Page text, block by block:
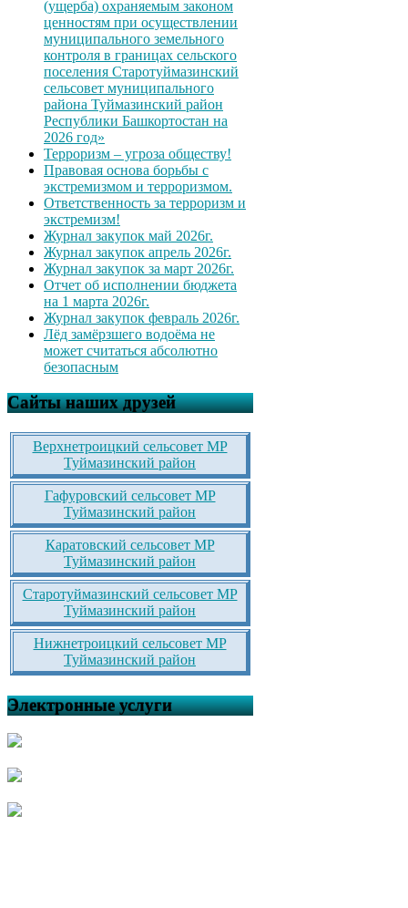
(ущерба) охраняемым законом
ценностям при осуществлении
муниципального земельного
контроля в границах сельского
поселения Старотуймазинский
сельсовет муниципального
района Туймазинский район
Республики Башкортостан на
2026 год»
Терроризм – угроза обществу!
Правовая основа борьбы с
экстремизмом и терроризмом.
Ответственность за терроризм и
экстремизм!
Журнал закупок май 2026г.
Журнал закупок апрель 2026г.
Журнал закупок за март 2026г.
Отчет об исполнении бюджета
на 1 марта 2026г.
Журнал закупок февраль 2026г.
Лёд замёрзшего водоёма не
может считаться абсолютно
безопасным
Сайты наших друзей
Верхнетроицкий сельсовет МР
Туймазинский район
Гафуровский сельсовет МР
Туймазинский район
Каратовский сельсовет МР
Туймазинский район
Старотуймазинский сельсовет МР
Туймазинский район
Нижнетроицкий сельсовет МР
Туймазинский район
Электронные услуги